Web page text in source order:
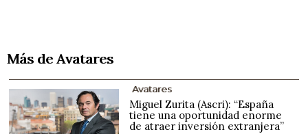
Más de Avatares
Avatares
Miguel Zurita (Ascri): “España
tiene una oportunidad enorme
de atraer inversión extranjera”